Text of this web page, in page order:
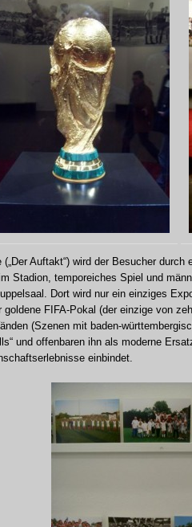
Auftakt“) wird der Besucher
Stadion, temporeiches Spiel und
Dort wird nur ein einziges
FIFA-Pokal (der einzige von
(Szenen mit baden-
und offenbaren ihn als moderne
einbindet.